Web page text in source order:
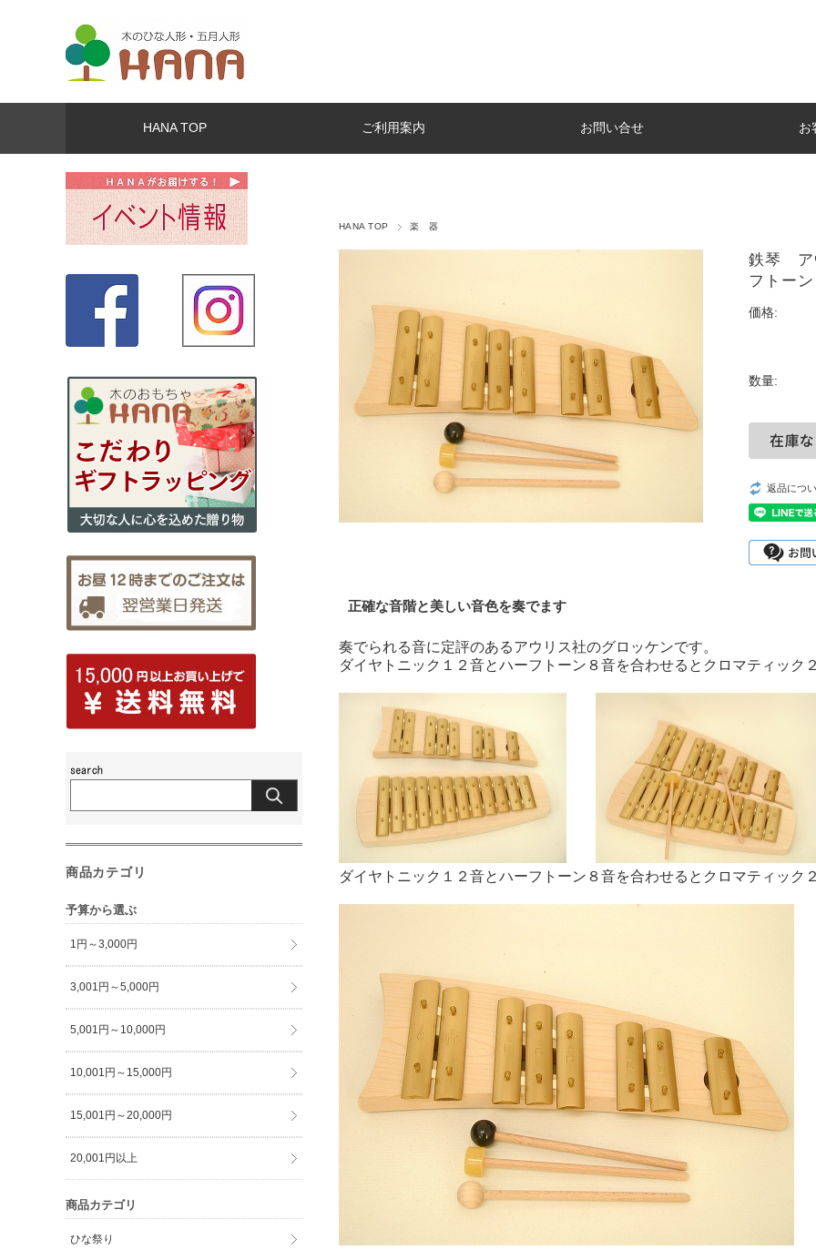
HANA TOP ご利用案内 お問い合せ お
HANA TOP 楽 器
鉄琴 ア
フトー
価格:
数量:
返品につ
正確な音階と美しい音色を奏でます
奏でられる音に定評のあるアウリス社のグロッケンです。
ダイヤトニック１２音とハーフトーン８音を合わせるとクロマティック
ダイヤトニック１２音とハーフトーン８音を合わせるとクロマティック
商品カテゴリ
予算から選ぶ
1円～3,000円
3,001円～5,000円
5,001円～10,000円
10,001円～15,000円
15,001円～20,000円
20,001円以上
商品カテゴリ
ひな祭り